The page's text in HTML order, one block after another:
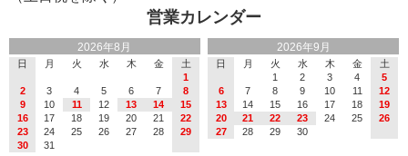
営業カレンダー
2026年8月
日 月 火 水 木 金
土
1
2
3 4 5 6 7
8
9
10 11 12 13 14
15
16
17 18 19 20 21
22
23
24 25 26 27 28
29
30
31
2026年9月
日 月 火 水 木 金
土
1
2 3 4
5
6
7 8 9 10 11
12
13
14 15 16 17 18
19
20
21 22 23 24 25
26
27
28 29 30